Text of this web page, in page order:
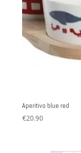
Aperitivo blue red
€20.90